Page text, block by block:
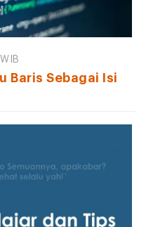
Baris Sebagai Isi